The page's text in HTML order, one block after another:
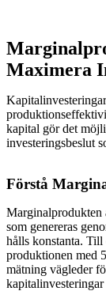
Maximera
kapital gör det
investeringsbeslut
Förstå
Marginalprodukten
som genereras
hålls konstanta.
produktionen med
mätning vägleder